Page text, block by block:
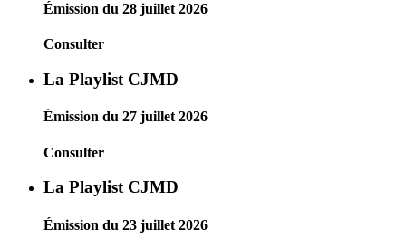
Émission du 28 juillet 2026
Consulter
La Playlist CJMD
Émission du 27 juillet 2026
Consulter
La Playlist CJMD
Émission du 23 juillet 2026